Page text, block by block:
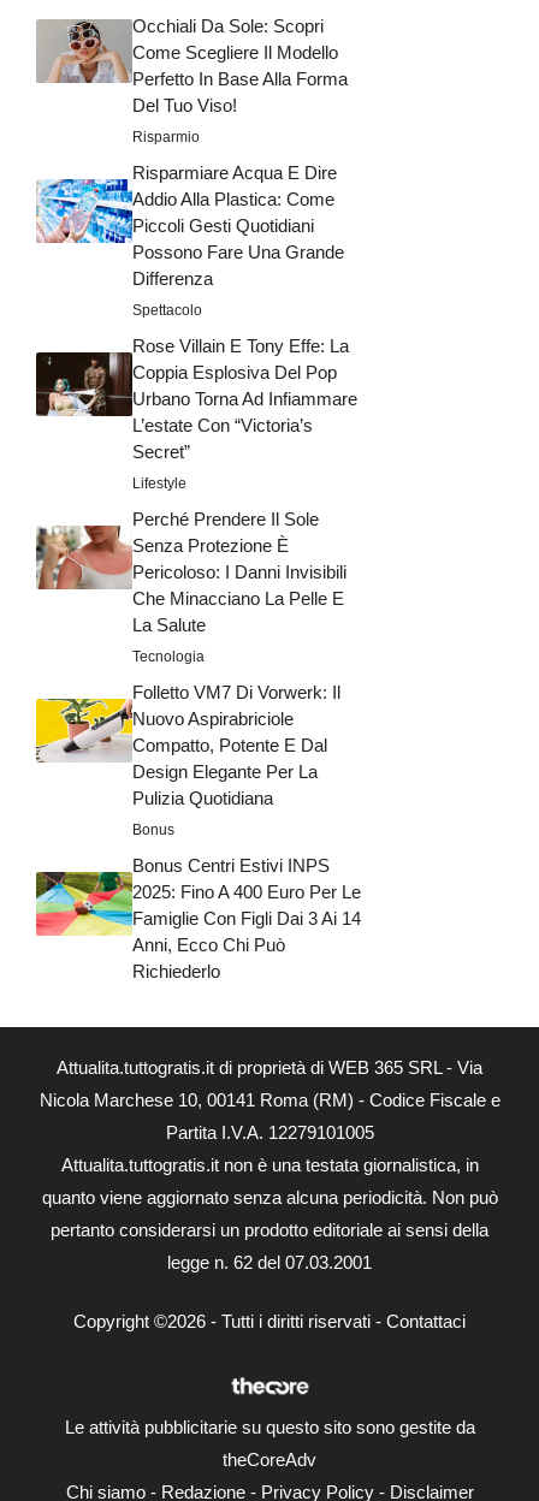
Occhiali Da Sole: Scopri
Come Scegliere Il Modello
Perfetto In Base Alla Forma
Del Tuo Viso!
Risparmio
Risparmiare Acqua E Dire
Addio Alla Plastica: Come
Piccoli Gesti Quotidiani
Possono Fare Una Grande
Differenza
Spettacolo
Rose Villain E Tony Effe: La
Coppia Esplosiva Del Pop
Urbano Torna Ad Infiammare
L’estate Con “Victoria’s
Secret”
Lifestyle
Perché Prendere Il Sole
Senza Protezione È
Pericoloso: I Danni Invisibili
Che Minacciano La Pelle E
La Salute
Tecnologia
Folletto VM7 Di Vorwerk: Il
Nuovo Aspirabriciole
Compatto, Potente E Dal
Design Elegante Per La
Pulizia Quotidiana
Bonus
Bonus Centri Estivi INPS
2025: Fino A 400 Euro Per Le
Famiglie Con Figli Dai 3 Ai 14
Anni, Ecco Chi Può
Richiederlo
Attualita.tuttogratis.it di proprietà di WEB 365 SRL - Via
Nicola Marchese 10, 00141 Roma (RM) - Codice Fiscale e
Partita I.V.A. 12279101005
Attualita.tuttogratis.it non è una testata giornalistica, in
quanto viene aggiornato senza alcuna periodicità. Non può
pertanto considerarsi un prodotto editoriale ai sensi della
legge n. 62 del 07.03.2001
Copyright ©2026 - Tutti i diritti riservati - Contattaci
Le attività pubblicitarie su questo sito sono gestite da
theCoreAdv
Chi siamo- Redazione- Privacy Policy- Disclaimer